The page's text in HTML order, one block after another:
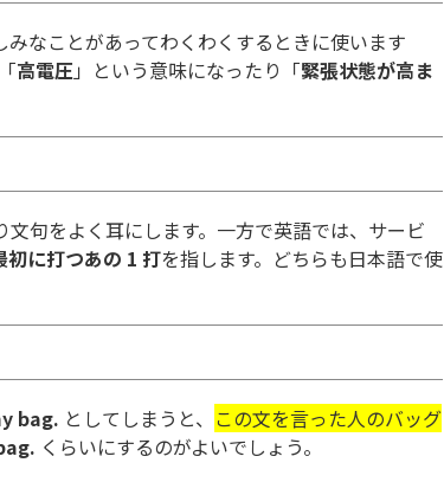
なことがあってわくわくするときに使います
高電圧」という意味になったり「緊張状態が高ま
文句をよく耳にします。一方で英語では、サービ
初に打つあの 1 打を指します。どちらも日本語で使
bag. としてしまうと、 この文を言った人のバッグ
くらいにするのがよいでしょう。